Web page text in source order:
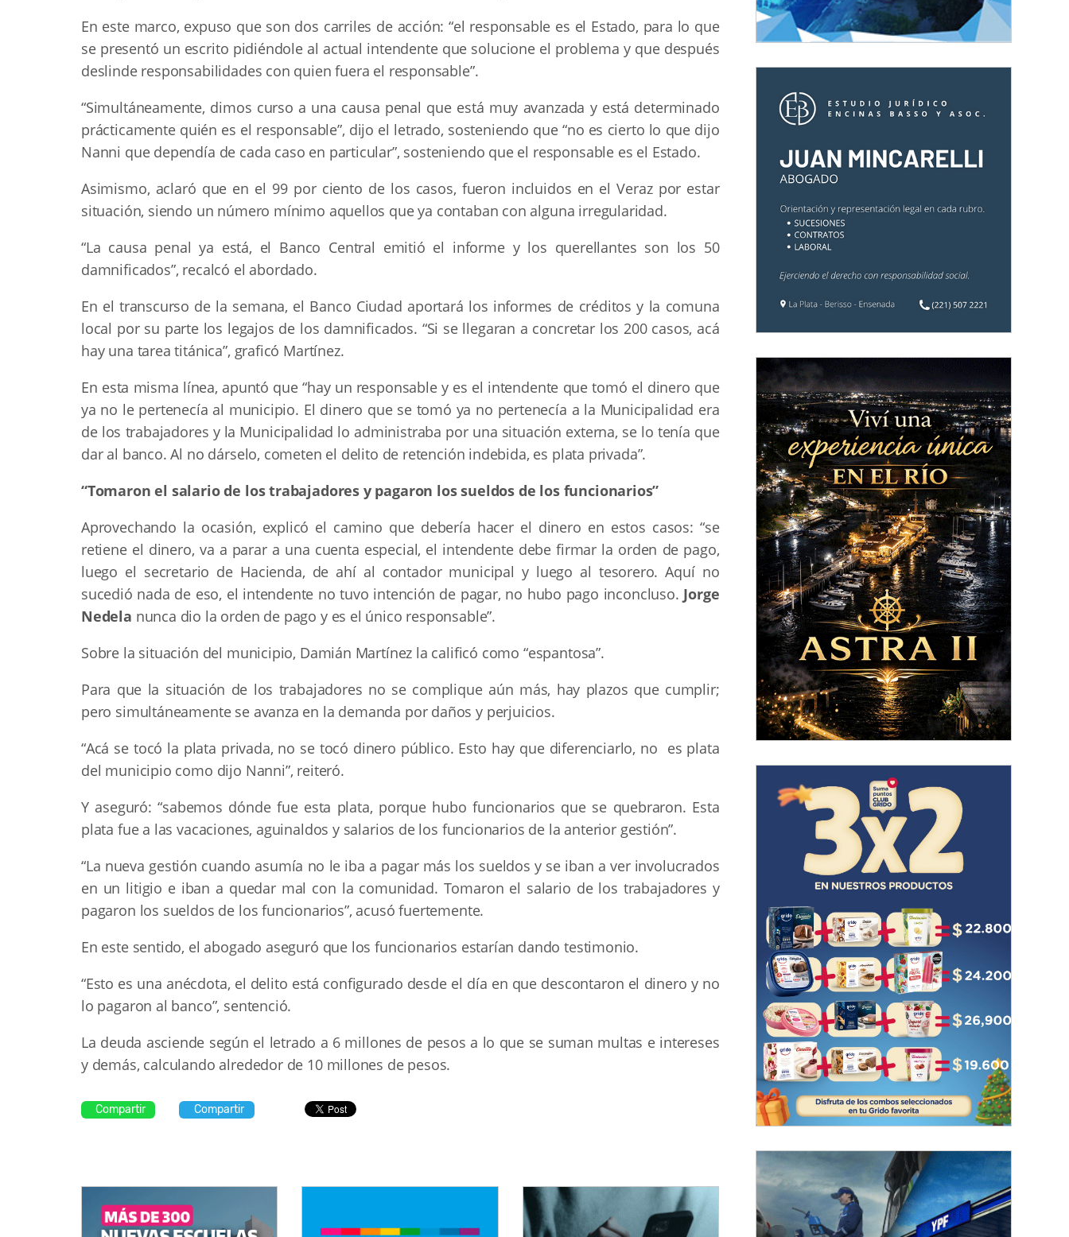
En este marco, expuso que son dos carriles de acción: “el responsable es el Estado, para lo que
se presentó un escrito pidiéndole al actual intendente que solucione el problema y que después
deslinde responsabilidades con quien fuera el responsable”.
“Simultáneamente, dimos curso a una causa penal que está muy avanzada y está determinado
prácticamente quién es el responsable”, dijo el letrado, sosteniendo que “no es cierto lo que dijo
Nanni que dependía de cada caso en particular”, sosteniendo que el responsable es el Estado.
Asimismo, aclaró que en el 99 por ciento de los casos, fueron incluidos en el Veraz por estar
situación, siendo un número mínimo aquellos que ya contaban con alguna irregularidad.
“La causa penal ya está, el Banco Central emitió el informe y los querellantes son los 50
damnificados”, recalcó el abordado.
En el transcurso de la semana, el Banco Ciudad aportará los informes de créditos y la comuna
local por su parte los legajos de los damnificados. “Si se llegaran a concretar los 200 casos, acá
hay una tarea titánica”, graficó Martínez.
En esta misma línea, apuntó que “hay un responsable y es el intendente que tomó el dinero que
ya no le pertenecía al municipio. El dinero que se tomó ya no pertenecía a la Municipalidad era
de los trabajadores y la Municipalidad lo administraba por una situación externa, se lo tenía que
dar al banco. Al no dárselo, cometen el delito de retención indebida, es plata privada”.
“Tomaron el salario de los trabajadores y pagaron los sueldos de los funcionarios”
Aprovechando la ocasión, explicó el camino que debería hacer el dinero en estos casos: “se
retiene el dinero, va a parar a una cuenta especial, el intendente debe firmar la orden de pago,
luego el secretario de Hacienda, de ahí al contador municipal y luego al tesorero. Aquí no
sucedió nada de eso, el intendente no tuvo intención de pagar, no hubo pago inconcluso. Jorge
Nedela nunca dio la orden de pago y es el único responsable”.
Sobre la situación del municipio, Damián Martínez la calificó como “espantosa”.
Para que la situación de los trabajadores no se complique aún más, hay plazos que cumplir;
pero simultáneamente se avanza en la demanda por daños y perjuicios.
“Acá se tocó la plata privada, no se tocó dinero público. Esto hay que diferenciarlo, no es plata
del municipio como dijo Nanni”, reiteró.
Y aseguró: “sabemos dónde fue esta plata, porque hubo funcionarios que se quebraron. Esta
plata fue a las vacaciones, aguinaldos y salarios de los funcionarios de la anterior gestión”.
“La nueva gestión cuando asumía no le iba a pagar más los sueldos y se iban a ver involucrados
en un litigio e iban a quedar mal con la comunidad. Tomaron el salario de los trabajadores y
pagaron los sueldos de los funcionarios”, acusó fuertemente.
En este sentido, el abogado aseguró que los funcionarios estarían dando testimonio.
“Esto es una anécdota, el delito está configurado desde el día en que descontaron el dinero y no
lo pagaron al banco”, sentenció.
La deuda asciende según el letrado a 6 millones de pesos a lo que se suman multas e intereses
y demás, calculando alrededor de 10 millones de pesos.
Compartir Compartir